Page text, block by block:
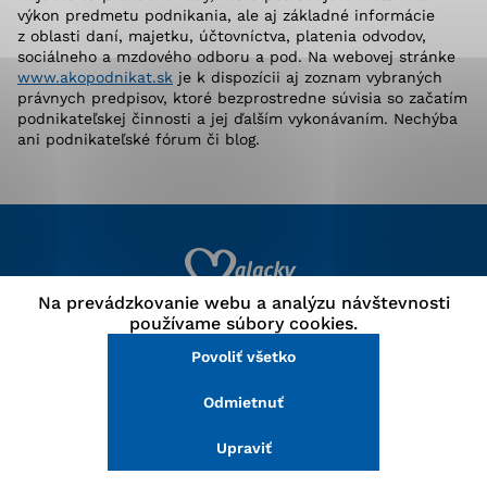
výkon predmetu podnikania, ale aj základné informácie
z oblasti daní, majetku, účtovníctva, platenia odvodov,
sociálneho a mzdového odboru a pod. Na webovej stránke
www.akopodnikat.sk je k dispozícii aj zoznam vybraných
právnych predpisov, ktoré bezprostredne súvisia so začatím
podnikateľskej činnosti a jej ďalším vykonávaním. Nechýba
ani podnikateľské fórum či blog.
Mesto Malacky
Samospráva mesta
Na prevádzkovanie webu a analýzu návštevnosti
používame súbory cookies.
Povoliť všetko
Odmietnuť
Upraviť
stránke a prístup k zabezpečeným oblastiam webovej
stránky. Bez týchto súborov cookie nemôže web
správne fungovať.
Analytické cookies
aby mohol stránky optimalizovať a ponúknuť im lepšiu
možné ich spojiť s konkrétnou osobou.
Povoliť všetko
Uložiť nastavenia
Viac informácií